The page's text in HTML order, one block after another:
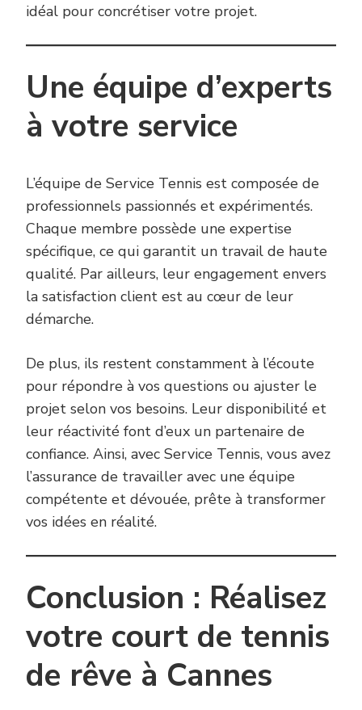
idéal pour concrétiser votre projet.
Une équipe d’experts
à votre service
L’équipe de Service Tennis est composée de
professionnels passionnés et expérimentés.
Chaque membre possède une expertise
spécifique, ce qui garantit un travail de haute
qualité. Par ailleurs, leur engagement envers
la satisfaction client est au cœur de leur
démarche.
De plus, ils restent constamment à l’écoute
pour répondre à vos questions ou ajuster le
projet selon vos besoins. Leur disponibilité et
leur réactivité font d’eux un partenaire de
confiance. Ainsi, avec Service Tennis, vous avez
l’assurance de travailler avec une équipe
compétente et dévouée, prête à transformer
vos idées en réalité.
Conclusion : Réalisez
votre court de tennis
de rêve à Cannes